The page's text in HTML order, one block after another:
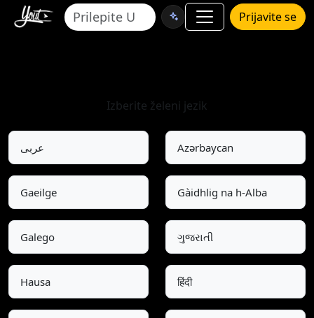
Prijavite se
Izberite želeni jezik
عربى Azərbaycan
Gaeilge Gàidhlig na h-Alba
Galego ગુજરાતી
Hausa हिंदी